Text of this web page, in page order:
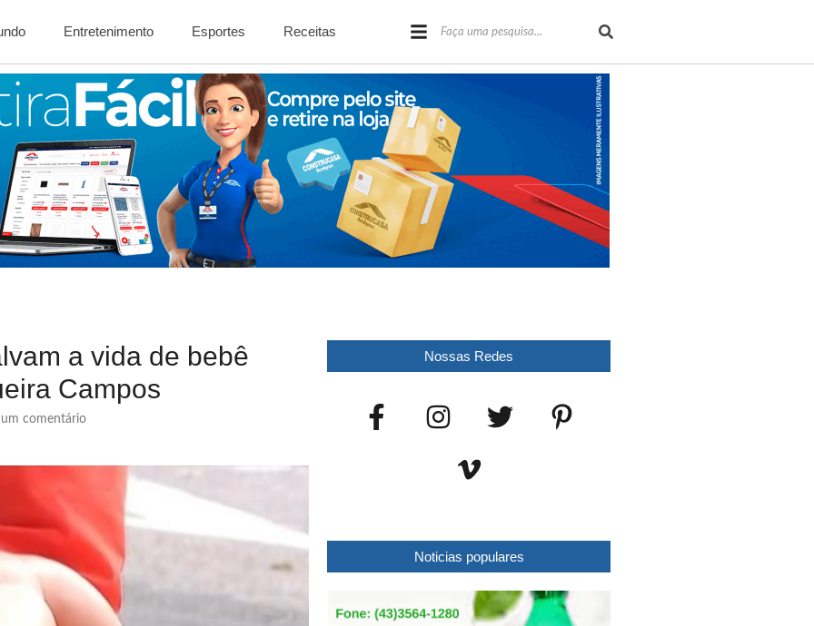
Entretenimento Esportes Receitas
a vida de bebê
Campos
comentário
Nossas Redes
Noticias populares